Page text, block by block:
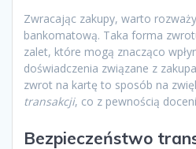
Zwracając zakupy, warto
bankomatową. Taka forma
zalet, które mogą znacząco
doświadczenia związane z
zwrot na kartę to sposób na
transakcji, co z pewnością
Bezpieczeństwo